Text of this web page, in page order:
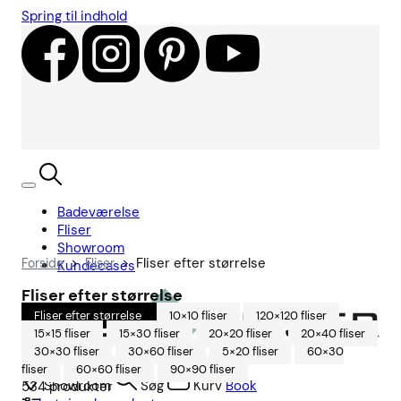
Spring til indhold
Badeværelse
Fliser
Showroom
Kundecases
Showroom Søg Kurv Book
Forside > Fliser > Fliser efter størrelse
Fliser efter størrelse
Fliser efter størrelse 10×10 fliser
120×120 fliser
15×15 fliser
15×30 fliser 20×20 fliser
20×40 fliser
30×30 fliser
30×60 fliser 5×20 fliser
60×30
fliser
60×60 fliser 90×90 fliser
534produkter